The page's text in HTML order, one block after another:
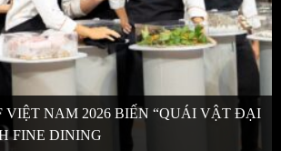
VIỆT NAM 2026 BIẾN “QUÁI VẬT ĐẠI
FINE DINING